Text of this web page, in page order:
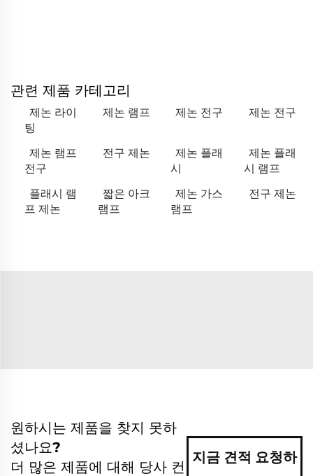
관련 제품 카테고리
제논 라이
팅
제논 램프 제논 전구 제논 전구
제논 램프
전구
전구 제논
제논 플래
시
제논 플래
시 램프
플래시 램
프 제논
짧은 아크
램프
제논 가스
램프
전구 제논
원하시는 제품을 찾지 못하
셨나요?
더 많은 제품에 대해 당사 컨
지금 견적 요청하